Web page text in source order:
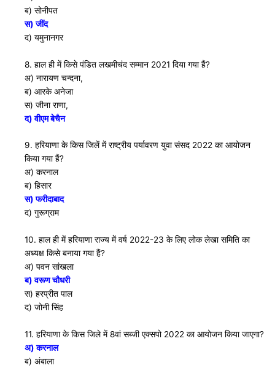
ब) सोनीपत
स) जींद
द) यमुनानगर
8. हाल ही में किसे पंडित लखमीचंद सम्मान 2021 दिया गया हैं?
अ) नारायण चन्दना,
ब) आरके अनेजा
स) जीना राणा,
द) वीएम बेचैन
9. हरियाणा के किस जिलें में राष्ट्रीय पर्यावरण युवा संसद 2022 का आयोजन
किया गया हैं?
अ) करनाल
ब) हिसार
स) फरीदाबाद
द) गुरूग्राम
10. हाल ही में हरियाणा राज्य में वर्ष 2022-23 के लिए लोक लेखा समिति का
अध्यक्ष किसे बनाया गया हैं?
अ) पवन सांखला
ब) वरूण चौधरी
स) हरप्रीत पाल
द) जोनी सिंह
11. हरियाणा के किस जिले में 8वां सब्जी एक्सपो 2022 का आयोजन किया जाएगा?
अ) करनाल
ब) अंबाला